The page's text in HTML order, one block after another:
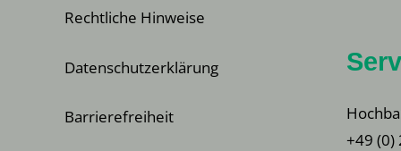
Rechtliche Hinweise
Datenschutzerklärung
Barrierefreiheit
+49 (0)